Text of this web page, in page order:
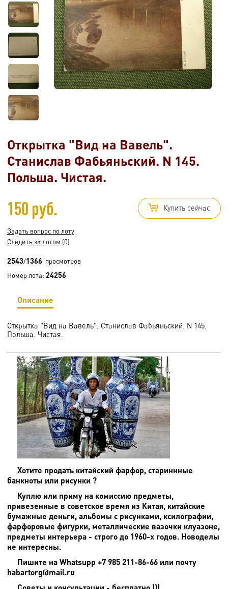
Открытка "Вид на Вавель".
Станислав Фабьяньский. N 145.
Польша. Чистая.
150 руб. Купить сейчас
Задать вопрос по лоту
Следить за лотом (0)
2543/1366 просмотров
Номер лота: 24256
Описание
Открытка "Вид на Вавель". Станислав Фабьяньский. N 145.
Польша. Чистая.
Хотите продать китайский фарфор, стариннные
банкноты или рисунки ?
Куплю или приму на комиссию предметы,
привезенные в советское время из Китая, китайские
бумажные деньги, альбомы с рисунками, ксилографии,
фарфоровые фигурки, металлические вазочки клуазоне,
предметы интерьера - строго до 1960-х годов. Новоделы
не интересны.
Пишите на Whatsupp +7 985 211-86-66 или почту
habartorg@mail.ru